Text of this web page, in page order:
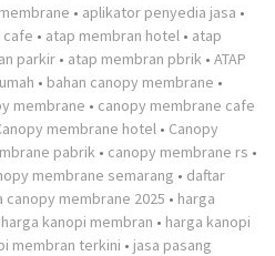
• aplikator penyedia jasa •
cafe • atap membran hotel • atap
parkir • atap membran pbrik • ATAP
• bahan canopy membrane •
membrane • canopy membrane cafe
membrane hotel • Canopy
pabrik • canopy membrane rs •
membrane semarang • daftar
canopy membrane 2025 • harga
harga kanopi membran • harga kanopi
membran terkini • jasa pasang